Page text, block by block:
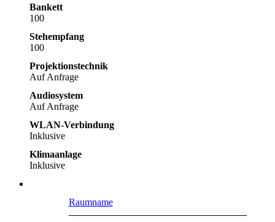
Bankett
100
Stehempfang
100
Projektionstechnik
Auf Anfrage
Audiosystem
Auf Anfrage
WLAN-Verbindung
Inklusive
Klimaanlage
Inklusive
Raumname